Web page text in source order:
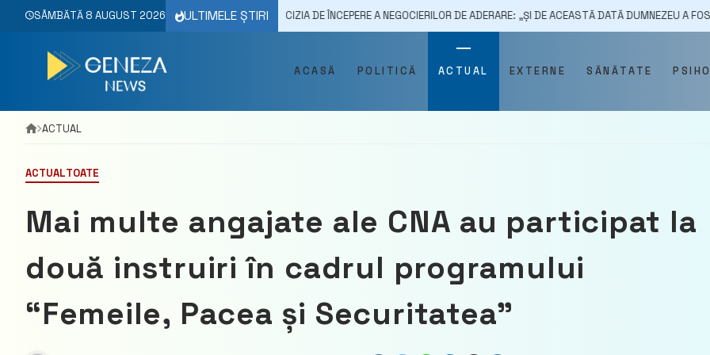
SÂMBĂTĂ 8 AUGUST 2026 ULTIMELE ȘTIRI
LIDERUL PLDM, VLAD FILAT, DESPRE DECIZIA DE ÎNCEPERE A NEGOCIERILOR DE ADERARE: „ȘI DE ACEASTĂ DATĂ DUMNEZEU A FOST
ACASĂ POLITICĂ ACTUAL EXTERNE SĂNĂTATE
ACTUAL
ACTUALTOATE
Mai multe angajate ale CNA au participat la
două instruiri în cadrul programului
“Femeile, Pacea și Securitatea”